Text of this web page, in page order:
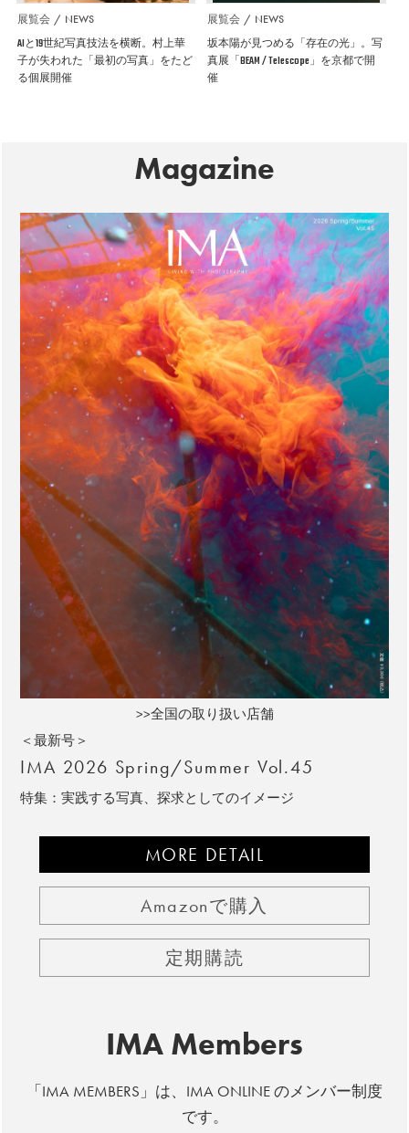
展覧会 NEWS
AIと19世紀写真技法を横断。村上華
子が失われた「最初の写真」をたど
る個展開催
展覧会 NEWS
坂本陽が見つめる「存在の光」。写
真展「BEAM / Telescope」を京都で開
催
Magazine
>>全国の取り扱い店舗
＜最新号＞
IMA 2026 Spring/Summer Vol.45
特集：実践する写真、探求としてのイメージ
MORE DETAIL
Amazonで購入
定期購読
IMA Members
「IMA MEMBERS」は、IMA ONLINE のメンバー制度
です。